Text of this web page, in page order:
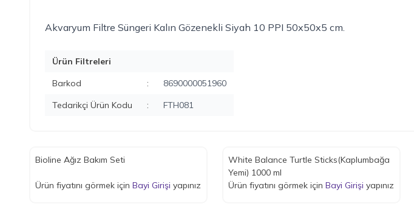
Akvaryum Filtre Süngeri Kalın Gözenekli Siyah 10 PPI 50x50x5 cm.
Ürün Filtreleri
Barkod
:
8690000051960
Tedarikçi Ürün Kodu
: FTH081
Bioline Ağız Bakım Seti
Ürün fiyatını görmek için Bayi Girişi yapınız
White Balance Turtle Sticks(Kaplumbağa
Yemi) 1000 ml
Ürün fiyatını görmek için Bayi Girişi yapınız